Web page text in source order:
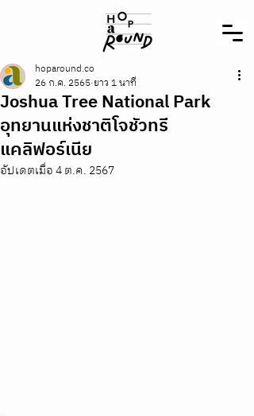
Joshua Tree National Park
อุทยานแห่งชาติโจชัวทรี
แคลิฟอร์เนีย
hoparound.co
26 ก.ค. 2565 ยาว 1 นาที
อัปเดตเมื่อ4 ต.ค. 2567